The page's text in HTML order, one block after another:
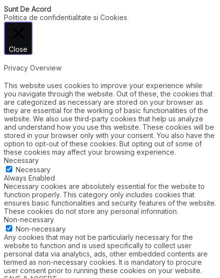
Sunt De Acord
Politica de confidentialitate si Cookies
Close
Privacy Overview
This website uses cookies to improve your experience while
you navigate through the website. Out of these, the cookies that
are categorized as necessary are stored on your browser as
they are essential for the working of basic functionalities of the
website. We also use third-party cookies that help us analyze
and understand how you use this website. These cookies will be
stored in your browser only with your consent. You also have the
option to opt-out of these cookies. But opting out of some of
these cookies may affect your browsing experience.
Necessary
Necessary
Always Enabled
Necessary cookies are absolutely essential for the website to
function properly. This category only includes cookies that
ensures basic functionalities and security features of the website.
These cookies do not store any personal information.
Non-necessary
Non-necessary
Any cookies that may not be particularly necessary for the
website to function and is used specifically to collect user
personal data via analytics, ads, other embedded contents are
termed as non-necessary cookies. It is mandatory to procure
user consent prior to running these cookies on your website.